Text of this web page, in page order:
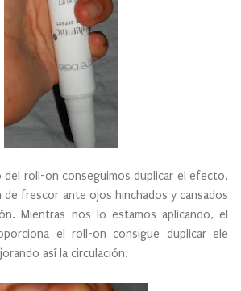
del roll-on conseguimos duplicar el efecto,
de frescor ante ojos hinchados y cansados
Mientras nos lo estamos aplicando, el
el roll-on consigue duplicar ele
así la circulación.